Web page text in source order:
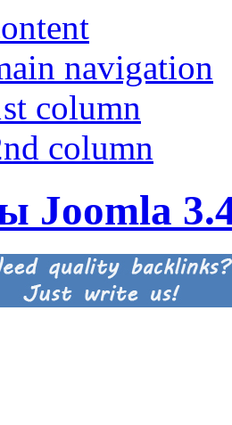
navigation
column
column
Joomla